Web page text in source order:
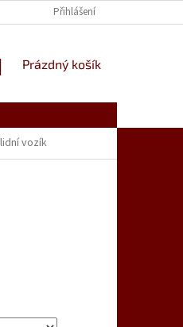
REKLAMACE, VRÁCENÍ ZBOŽÍ
Přihlášení
NÁKUPNÍ
Prázdný košík
vozík